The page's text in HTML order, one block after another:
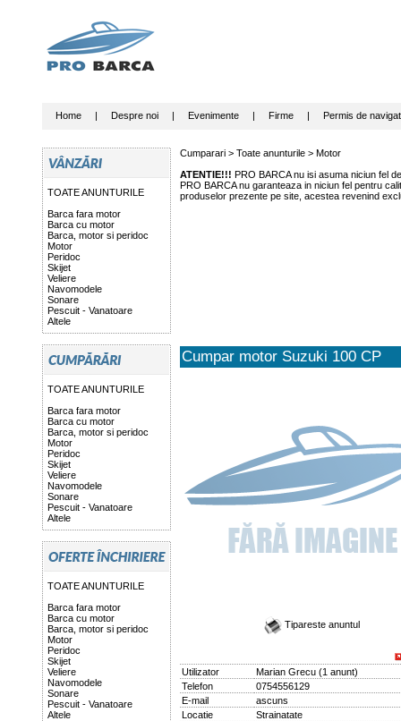
Home| Despre noi| Evenimente| Firme| Permis de
TOATE ANUNTURILE
Barca fara motor
Barca cu motor
Barca, motor si peridoc
Motor
Peridoc
Skijet
Veliere
Navomodele
Sonare
Pescuit - Vanatoare
Altele
TOATE ANUNTURILE
Barca fara motor
Barca cu motor
Barca, motor si peridoc
Motor
Peridoc
Skijet
Veliere
Navomodele
Sonare
Pescuit - Vanatoare
Altele
TOATE ANUNTURILE
Barca fara motor
Barca cu motor
Barca, motor si peridoc
Motor
Peridoc
Skijet
Veliere
Navomodele
Sonare
Pescuit - Vanatoare
Altele
Cumparari > Toate anunturile> Motor
ATENTIE!!! PRO BARCA nu isi asuma niciun fel
PRO BARCA nu garanteaza in niciun fel pentru
produselor prezente pe site, acestea revenind
Cumpar motor Suzuki 100 CP
Tipareste anuntul
Utilizator Marian Grecu(1 anunt)
Telefon
0754556129
E-mail
ascuns
Locatie
Strainatate